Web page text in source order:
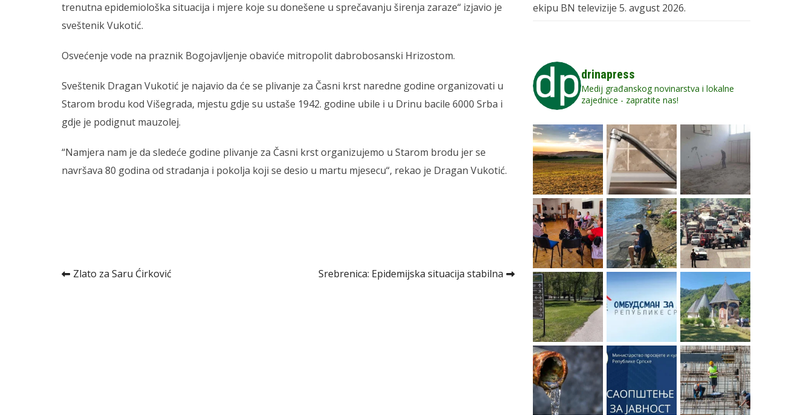
trenutna epidemiološka situacija i mjere koje su donešene u sprečavanju širenja zaraze“ izjavio je
sveštenik Vukotić.
Osvećenje vode na praznik Bogojavljenje obaviće mitropolit dabrobosanski Hrizostom.
Sveštenik Dragan Vukotić je najavio da će se plivanje za Časni krst naredne godine organizovati u
Starom brodu kod Višegrada, mjestu gdje su ustaše 1942. godine ubile i u Drinu bacile 6000 Srba i
gdje je podignut mauzolej.
“Namjera nam je da sledeće godine plivanje za Časni krst organizujemo u Starom brodu jer se
navršava 80 godina od stradanja i pokolja koji se desio u martu mjesecu“, rekao je Dragan Vukotić.
Kretanje
Zlato za Saru Ćirković Srebrenica: Epidemijska situacija stabilna
ekipu BN televizije 5. avgust 2026.
drinapress
Medij građanskog novinarstva i lokalne
zajednice - zapratite nas!